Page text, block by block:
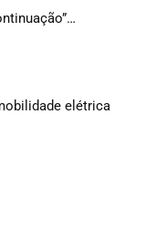
elétrica